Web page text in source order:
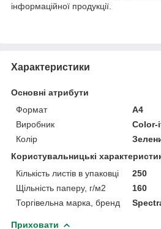
інформаційної продукції.
Характеристики
Основні атрибути
Формат
A4
Виробник
Color-
Колір
Користувальницькі
Кількість листів в упаковці
250
Щільність паперу, г/м2
160
Торгівельна марка, бренд
Приховати